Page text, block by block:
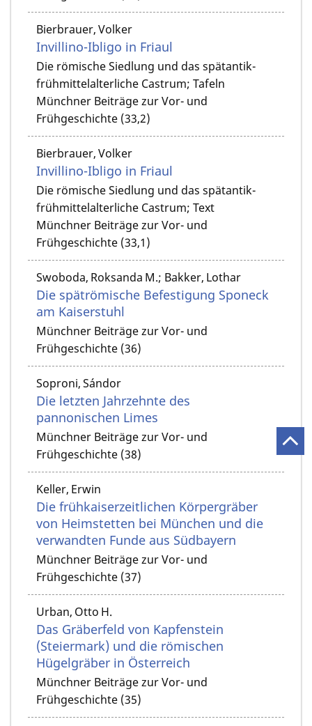
Bierbrauer, Volker
Invillino-Ibligo in Friaul
Die römische Siedlung und das spätantik-
frühmittelalterliche Castrum; Tafeln
Münchner Beiträge zur Vor- und
Frühgeschichte (33,2)
Bierbrauer, Volker
Invillino-Ibligo in Friaul
Die römische Siedlung und das spätantik-
frühmittelalterliche Castrum; Text
Münchner Beiträge zur Vor- und
Frühgeschichte (33,1)
Swoboda, Roksanda M.; Bakker, Lothar
Die spätrömische Befestigung Sponeck
am Kaiserstuhl
Münchner Beiträge zur Vor- und
Frühgeschichte (36)
Soproni, Sándor
Die letzten Jahrzehnte des
pannonischen Limes
Münchner Beiträge zur Vor- und
Frühgeschichte (38)
Keller, Erwin
Die frühkaiserzeitlichen Körpergräber
von Heimstetten bei München und die
verwandten Funde aus Südbayern
Münchner Beiträge zur Vor- und
Frühgeschichte (37)
Urban, Otto H.
Das Gräberfeld von Kapfenstein
(Steiermark) und die römischen
Hügelgräber in Österreich
Münchner Beiträge zur Vor- und
Frühgeschichte (35)